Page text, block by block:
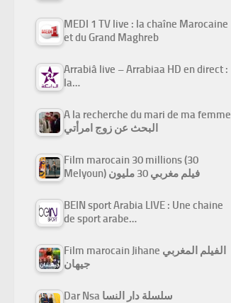
MEDI 1 TV live : la chaîne Marocaine
et du Grand Maghreb
Arrabiâ live – Arrabiaa HD en direct :
la…
A la recherche du mari de ma femme
البحث عن زوج امرأتي
Film marocain 30 millions (30
Melyoun) فيلم مغربي 30 مليون
BEIN sport Arabia LIVE : Une chaine
de sport arabe…
Film marocain Jihane الفيلم المغربي
جيهان
Dar Nsa سلسلة دار النسا